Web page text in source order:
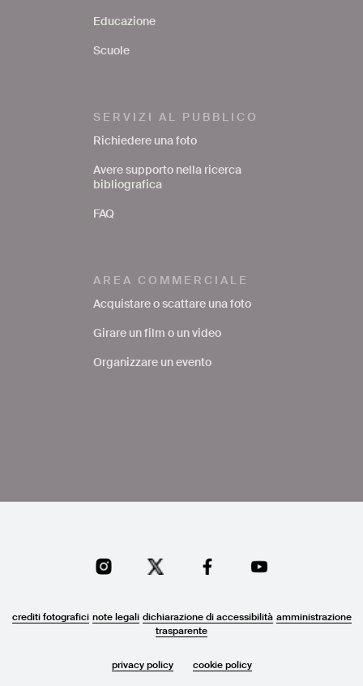
Educazione
Scuole
SERVIZI AL PUBBLICO
Richiedere una foto
Avere supporto nella ricerca
bibliografica
FAQ
AREA COMMERCIALE
Acquistare o scattare una foto
Girare un film o un video
Organizzare un evento
crediti fotografici note legali dichiarazione di accessibilità amministrazione
trasparente
privacy policy cookie policy